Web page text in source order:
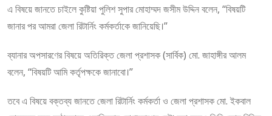
এ বিষয়ে জানতে চাইলে কুষ্টিয়া পুলিশ সুপার মোহাম্মদ জসীম উদ্দিন বলেন, “বিষয়টি
জানার পর আমরা জেলা রিটার্নিং কর্মকর্তাকে জানিয়েছি।”
ব্যানার অপসারণের বিষয়ে অতিরিক্ত জেলা প্রশাসক (সার্বিক) মো. জাহাঙ্গীর আলম
বলেন, “বিষয়টি আমি কর্তৃপক্ষকে জানাবো।”
তবে এ বিষয়ে বক্তব্য জানতে জেলা রিটার্নিং কর্মকর্তা ও জেলা প্রশাসক মো. ইকবাল